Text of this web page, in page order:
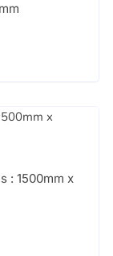
: 1500mm x